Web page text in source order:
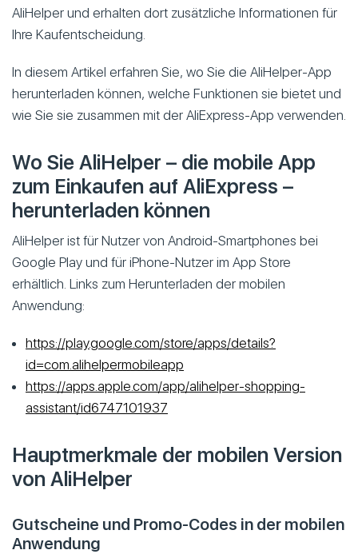
AliHelper und erhalten dort zusätzliche Informationen für
Ihre Kaufentscheidung.
In diesem Artikel erfahren Sie, wo Sie die AliHelper-App
herunterladen können, welche Funktionen sie bietet und
wie Sie sie zusammen mit der AliExpress-App verwenden.
Wo Sie AliHelper – die mobile App
zum Einkaufen auf AliExpress –
herunterladen können
AliHelper ist für Nutzer von Android-Smartphones bei
Google Play und für iPhone-Nutzer im App Store
erhältlich. Links zum Herunterladen der mobilen
Anwendung:
https://play.google.com/store/apps/details?
id=com.alihelpermobileapp
https://apps.apple.com/app/alihelper-shopping-
assistant/id6747101937
Hauptmerkmale der mobilen Version
von AliHelper
Gutscheine und Promo-Codes in der mobilen
Anwendung